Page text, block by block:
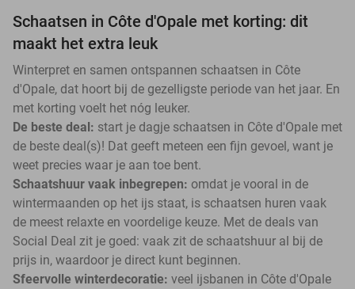
Schaatsen in Côte d'Opale met korting: dit
maakt het extra leuk
Winterpret en samen ontspannen schaatsen in Côte
d'Opale, dat hoort bij de gezelligste periode van het jaar. En
met korting voelt het nóg leuker.
De beste deal: start je dagje schaatsen in Côte d'Opale met
de beste deal(s)! Dat geeft meteen een fijn gevoel, want je
weet precies waar je aan toe bent.
Schaatshuur vaak inbegrepen: omdat je vooral in de
wintermaanden op het ijs staat, is schaatsen huren vaak
de meest relaxte en voordelige keuze. Met de deals van
Social Deal zit je goed: vaak zit de schaatshuur al bij de
prijs in, waardoor je direct kunt beginnen.
Sfeervolle winterdecoratie: veel ijsbanen in Côte d'Opale